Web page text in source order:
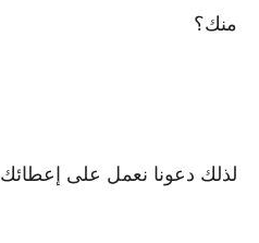
منك؟
لذلك دعونا نعمل على إعطائك